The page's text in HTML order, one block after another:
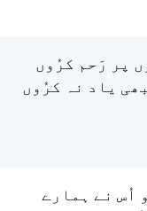
پر رَحم کرُوں
یاد نہ کرُوں
اُس نے ہمارے